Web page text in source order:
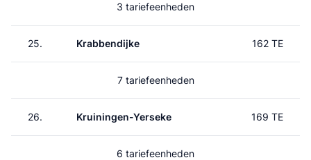
3 tariefeenheden
25. Krabbendijke 162 TE
7 tariefeenheden
26. Kruiningen-Yerseke 169 TE
6 tariefeenheden